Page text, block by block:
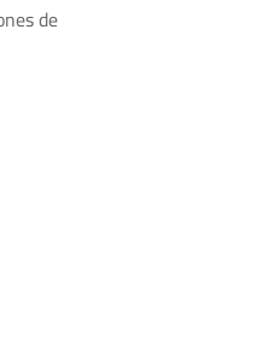
de